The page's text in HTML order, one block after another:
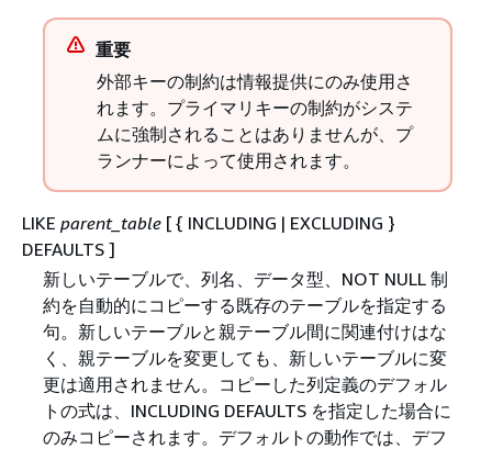
重要
外部キーの制約は情報提供にのみ使用さ
れます。プライマリキーの制約がシステ
ムに強制されることはありませんが、プ
ランナーによって使用されます。
LIKE parent_table [ { INCLUDING | EXCLUDING }
DEFAULTS ]
新しいテーブルで、列名、データ型、NOT NULL 制
約を自動的にコピーする既存のテーブルを指定する
句。新しいテーブルと親テーブル間に関連付けはな
く、親テーブルを変更しても、新しいテーブルに変
更は適用されません。コピーした列定義のデフォル
トの式は、INCLUDING DEFAULTS を指定した場合に
のみコピーされます。デフォルトの動作では、デフ